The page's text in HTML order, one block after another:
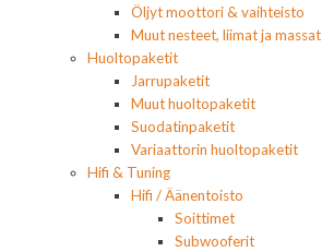
Öljyt moottori & vaihteisto
Muut nesteet, liimat ja massat
Huoltopaketit
Jarrupaketit
Muut huoltopaketit
Suodatinpaketit
Variaattorin huoltopaketit
Hifi & Tuning
Hifi / Äänentoisto
Soittimet
Subwooferit